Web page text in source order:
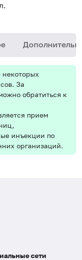
За
обратиться к
прием
инъекции по
организаций.
сети